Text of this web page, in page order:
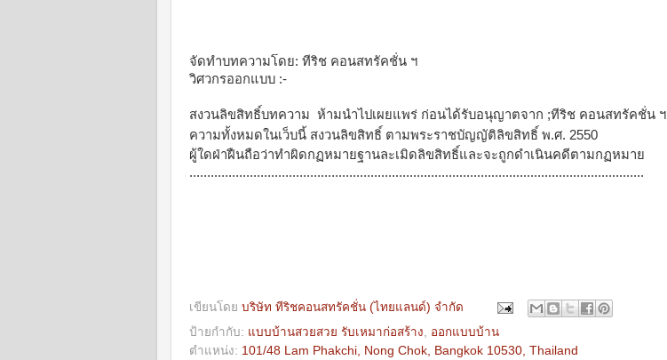
จัดทำบทความโดย: ทีริช คอนสทรัคชั่น ฯ
วิศวกรออกแบบ :-
สงวนลิขสิทธิ์บทความ ห้ามนำไปเผยแพร่ ก่อนได้รับอนุญาตจาก ;ทีริช คอนสทรัคชั่น ฯ
ความทั้งหมดในเว็บนี้ สงวนลิขสิทธิ์ ตามพระราชบัญญัติลิขสิทธิ์ พ.ศ. 2550
ผู้ใดฝ่าฝืนถือว่าทำผิดกฏหมายฐานละเมิดลิขสิทธิ์และจะถูกดำเนินคดีตามกฏหมาย
................................................................................................................................
เขียนโดย บริษัท ทีริชคอนสทรัคชั่น (ไทยแลนด์) จำกัด
ป้ายกำกับ: แบบบ้านสวยสวย รับเหมาก่อสร้าง, ออกแบบบ้าน
ตำแหน่ง: 101/48 Lam Phakchi, Nong Chok, Bangkok 10530, Thailand